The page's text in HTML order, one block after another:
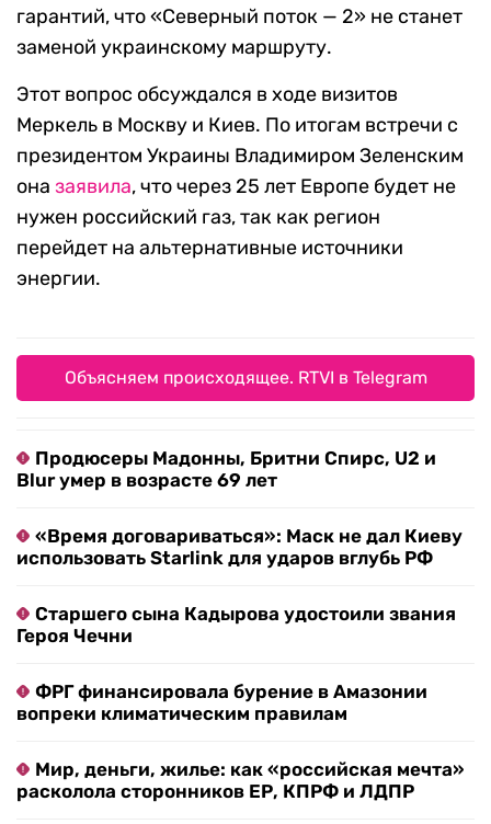
гарантий, что «Северный поток — 2» не станет
заменой украинскому маршруту.
Этот вопрос обсуждался в ходе визитов
Меркель в Москву и Киев. По итогам встречи с
президентом Украины Владимиром Зеленским
она заявила, что через 25 лет Европе будет не
нужен российский газ, так как регион
перейдет на альтернативные источники
энергии.
Объясняем происходящее. RTVI в Telegram
Продюсеры Мадонны, Бритни Спирс, U2 и
Blur умер в возрасте 69 лет
«Время договариваться»: Маск не дал Киеву
использовать Starlink для ударов вглубь РФ
Старшего сына Кадырова удостоили звания
Героя Чечни
ФРГ финансировала бурение в Амазонии
вопреки климатическим правилам
Мир, деньги, жилье: как «российская мечта»
расколола сторонников ЕР, КПРФ и ЛДПР